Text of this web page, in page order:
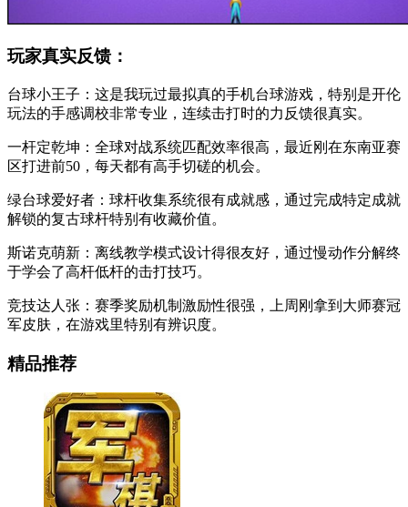
玩家真实反馈：
台球小王子：这是我玩过最拟真的手机台球游戏，特别是开伦
玩法的手感调校非常专业，连续击打时的力反馈很真实。
一杆定乾坤：全球对战系统匹配效率很高，最近刚在东南亚赛
区打进前50，每天都有高手切磋的机会。
绿台球爱好者：球杆收集系统很有成就感，通过完成特定成就
解锁的复古球杆特别有收藏价值。
斯诺克萌新：离线教学模式设计得很友好，通过慢动作分解终
于学会了高杆低杆的击打技巧。
竞技达人张：赛季奖励机制激励性很强，上周刚拿到大师赛冠
军皮肤，在游戏里特别有辨识度。
精品推荐